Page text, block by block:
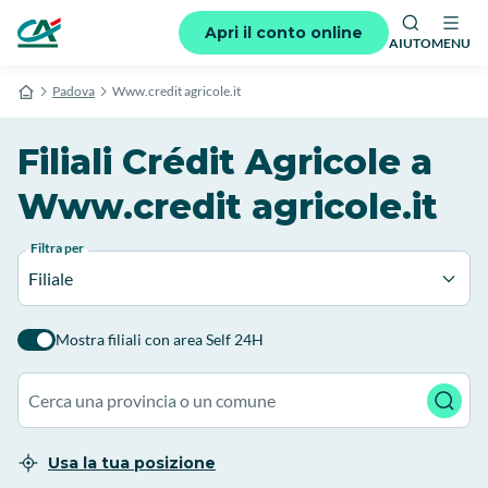
Apri il conto online
AIUTOMENU
Padova Www.credit agricole.it
Filiali Crédit Agricole a
Www.credit agricole.it
Filtra per
Filiale
Mostra filiali con area Self 24H
Usa la tua posizione